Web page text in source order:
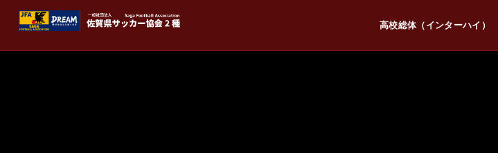
高校総体（インターハイ）